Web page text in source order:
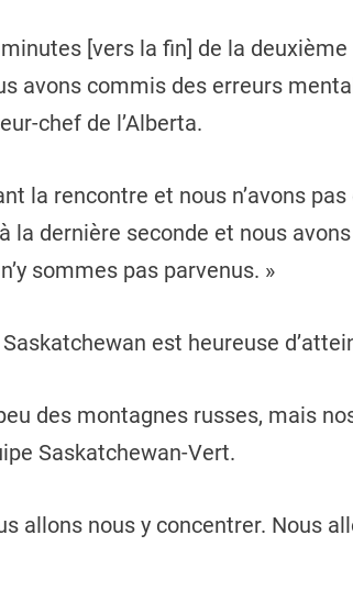
minutes [vers la fin] de la
avons commis des erreurs
chef de l’Alberta.
la rencontre et nous n’avons
la dernière seconde et nous
sommes pas parvenus. »
est heureuse
des montagnes russes, mais
Saskatchewan-Vert.
allons nous y concentrer. Nous